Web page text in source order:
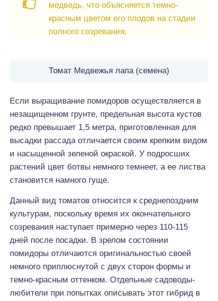
медведь, что объясняется темно-
красным цветом его плодов на стадии
полного созревания.
Томат Медвежья лапа (семена)
Если выращивание помидоров осуществляется в
незащищенном грунте, предельная высота кустов
редко превышает 1,5 метра, приготовленная для
высадки рассада отличается своим крепким видом
и насыщенной зеленой окраской. У подросших
растений цвет ботвы немного темнеет, а ее листва
становится намного гуще.
Данный вид томатов относится к среднепоздним
культурам, поскольку время их окончательного
созревания наступает примерно через 110-115
дней после посадки. В зрелом состоянии
помидоры отличаются оригинальностью своей
немного приплюснутой с двух сторон формы и
темно-красным оттенком. Отдельные садоводы-
любители при попытках описывать этот гибрид в